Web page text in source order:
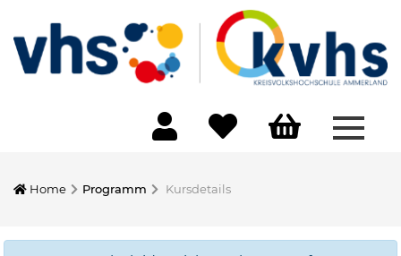
Home Programm Kursdetails